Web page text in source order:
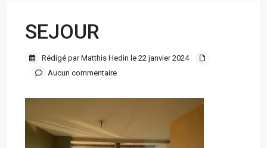
SEJOUR
Rédigé par Matthis Hedin le 22 janvier 2024
Aucun commentaire